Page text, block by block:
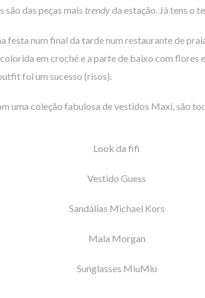
das peças mais trendyda estação. Já tens o
festa num final da tarde num restaurante de
em croché e a parte de baixo com flores
foi um sucesso (risos).
uma coleção fabulosa de vestidos Maxi, são
Look da fifi
Vestido Guess
Sandálias Michael Kors
Mala Morgan
Sunglasses MiuMiu